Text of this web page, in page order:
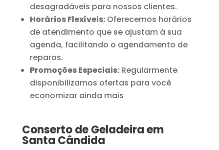
desagradáveis para nossos clientes.
Horários Flexíveis:Oferecemos horários
de atendimento que se ajustam à sua
agenda, facilitando o agendamento de
reparos.
Promoções Especiais:Regularmente
disponibilizamos ofertas para você
economizar ainda mais
Conserto de Geladeira em
Santa Cândida